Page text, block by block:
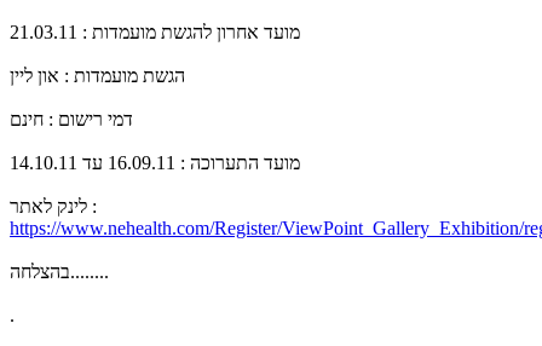
מועד אחרון להגשת מועמדות : 21.03.11
הגשת מועמדות : און ליין
דמי רישום : חינם
מועד התערוכה : 16.09.11 עד 14.10.11
לינק לאתר :
https://www.nehealth.com/Register/ViewPoint_Gallery_Exhibition/
בהצלחה........
.